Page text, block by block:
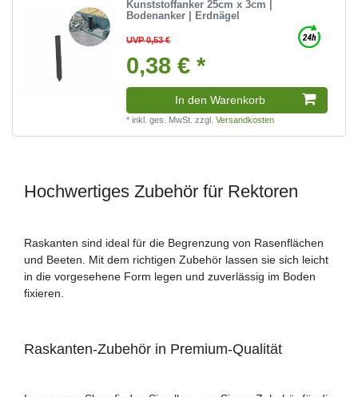
Kunststoffanker 25cm x 3cm |
Bodenanker | Erdnägel
UVP 0,53 €
0,38 € *
In den Warenkorb
*inkl. ges. MwSt. zzgl.Versandkosten
Hochwertiges Zubehör für Rektoren
Raskanten sind ideal für die Begrenzung von Rasenflächen
und Beeten. Mit dem richtigen Zubehör lassen sie sich leicht
in die vorgesehene Form legen und zuverlässig im Boden
fixieren.
Raskanten-Zubehör in Premium-Qualität